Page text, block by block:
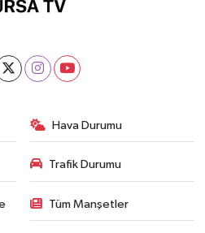
Hava Durumu
Trafik Durumu
Tüm Manşetler